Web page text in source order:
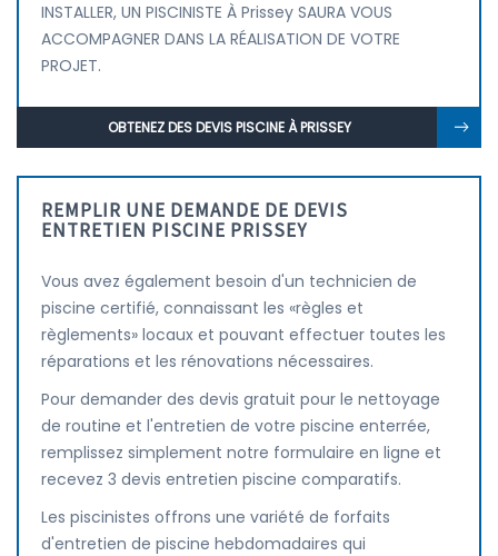
INSTALLER, UN PISCINISTE À Prissey SAURA VOUS
ACCOMPAGNER DANS LA RÉALISATION DE VOTRE
PROJET.
OBTENEZ DES DEVIS PISCINE À PRISSEY
REMPLIR UNE DEMANDE DE DEVIS
ENTRETIEN PISCINE PRISSEY
Vous avez également besoin d'un technicien de
piscine certifié, connaissant les «règles et
règlements» locaux et pouvant effectuer toutes les
réparations et les rénovations nécessaires.
Pour demander des devis gratuit pour le nettoyage
de routine et l'entretien de votre piscine enterrée,
remplissez simplement notre formulaire en ligne et
recevez 3 devis entretien piscine comparatifs.
Les piscinistes offrons une variété de forfaits
d'entretien de piscine hebdomadaires qui